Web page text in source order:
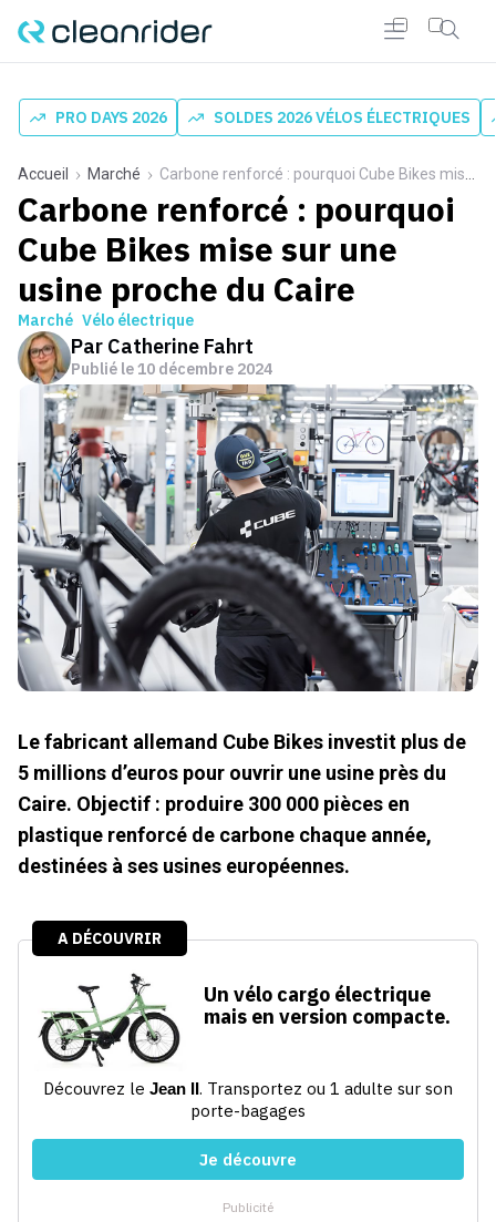
PRO DAYS 2026 SOLDES 2026 VÉLOS ÉLECTRIQUES
Accueil Marché Carbone renforcé : pourquoi Cube Bikes mise sur une usine proche du Caire
Carbone renforcé : pourquoi
Cube Bikes mise sur une
usine proche du Caire
Marché Vélo électrique
Par Catherine Fahrt
Publié le10 décembre 2024
Le fabricant allemand Cube Bikes investit plus de
5 millions d’euros pour ouvrir une usine près du
Caire. Objectif : produire 300 000 pièces en
plastique renforcé de carbone chaque année,
destinées à ses usines européennes.